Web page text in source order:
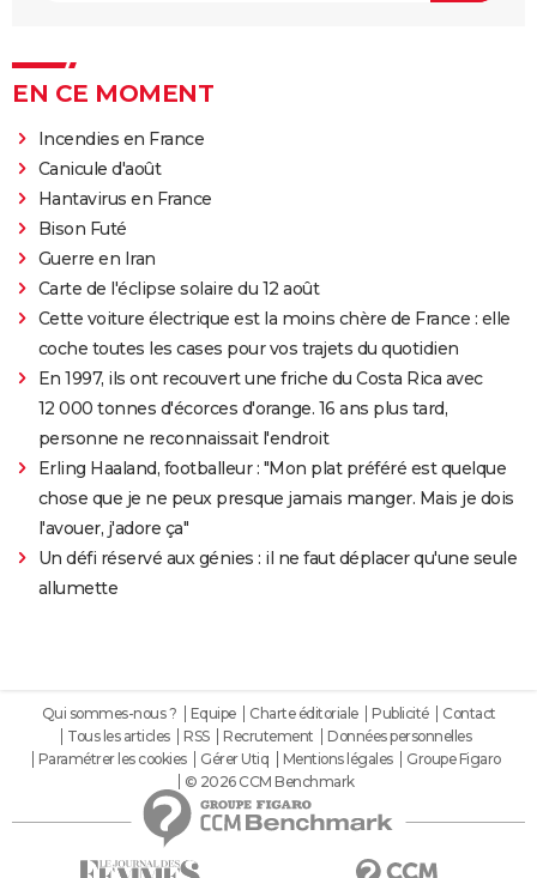
EN CE MOMENT
Incendies en France
Canicule d'août
Hantavirus en France
Bison Futé
Guerre en Iran
Carte de l'éclipse solaire du 12 août
Cette voiture électrique est la moins chère de France : elle
coche toutes les cases pour vos trajets du quotidien
En 1997, ils ont recouvert une friche du Costa Rica avec
12 000 tonnes d'écorces d'orange. 16 ans plus tard,
personne ne reconnaissait l'endroit
Erling Haaland, footballeur : "Mon plat préféré est quelque
chose que je ne peux presque jamais manger. Mais je dois
l'avouer, j'adore ça"
Un défi réservé aux génies : il ne faut déplacer qu'une seule
allumette
Qui sommes-nous ? Equipe Charte éditoriale Publicité
Contact
Tous les articles
RSS Recrutement
Données personnelles
Paramétrer les cookies
Gérer Utiq Mentions légales
Groupe Figaro
© 2026 CCM Benchmark